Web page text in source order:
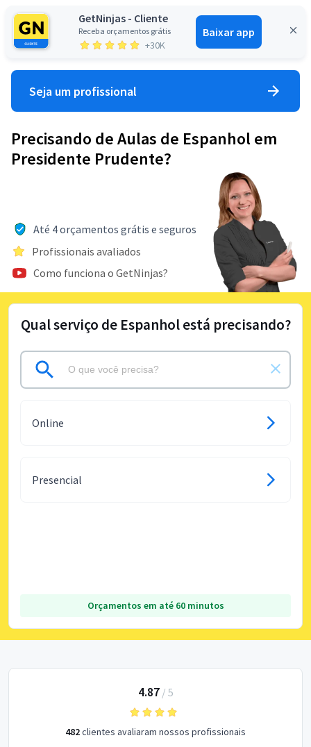
GetNinjas - Cliente
Receba orçamentos grátis
+30K
Baixar app
Entrar
Seja um profissional
Precisando de Aulas de Espanhol em
Presidente Prudente?
Até 4 orçamentos grátis e seguros
Profissionais avaliados
Como funciona o GetNinjas?
Qual serviço de Espanhol está precisando?
Online
Presencial
Orçamentos em até 60 minutos
4.87/ 5
482clientes avaliaram nossos profissionais